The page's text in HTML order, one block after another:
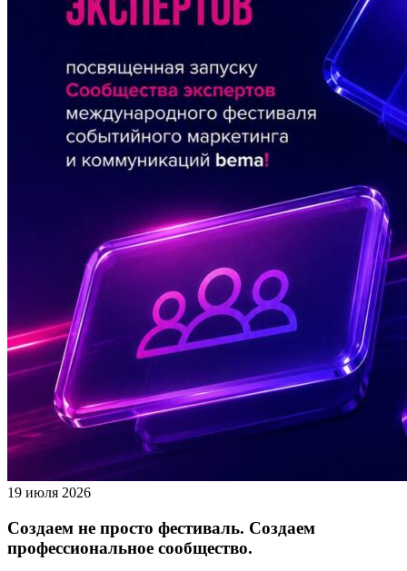
19 июля 2026
Создаем не просто фестиваль. Создаем
профессиональное сообщество.